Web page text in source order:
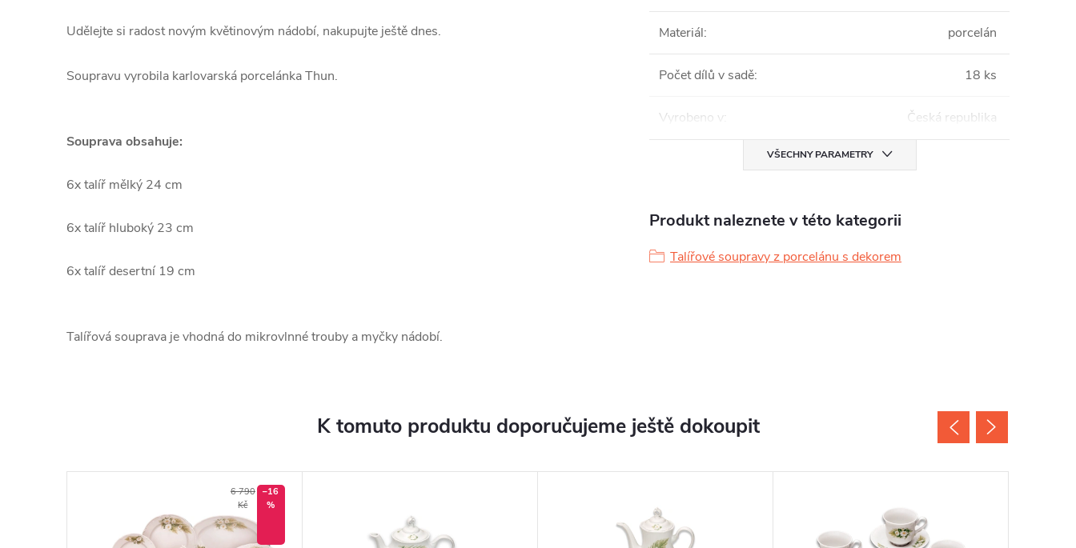
Udělejte si radost novým květinovým nádobí, nakupujte ještě dnes.
Soupravu vyrobila karlovarská porcelánka Thun.
Souprava obsahuje:
6x talíř mělký 24 cm
6x talíř hluboký 23 cm
6x talíř desertní 19 cm
Talířová souprava je vhodná do mikrovlnné trouby a myčky nádobí.
Materiál: porcelán
Počet dílů v sadě: 18 ks
Vyrobeno v: Česká republika
VŠECHNY PARAMETRY
Produkt naleznete v této kategorii
Talířové soupravy z porcelánu s dekorem
K tomuto produktu doporučujeme ještě dokoupit
6 790
Kč
–16
%